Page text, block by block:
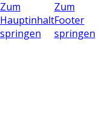
Zum
Hauptinhalt
springen
Zum
Footer
springen